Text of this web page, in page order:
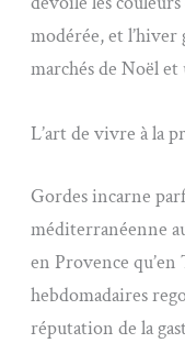
modérée, et l’hiver
marchés de Noël
L’art de vivre à la
Gordes incarne
méditerranéenne
en Provence qu’en
hebdomadaires
réputation de la